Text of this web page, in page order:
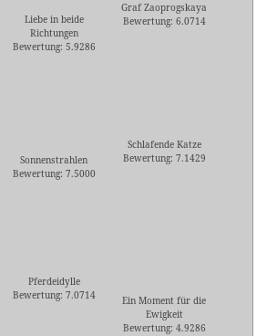
Liebe in beide
Richtungen
Bewertung: 5.9286
Graf Zaoprogskaya
Bewertung: 6.0714
Sonnenstrahlen
Bewertung: 7.5000
Schlafende Katze
Bewertung: 7.1429
Pferdeidylle
Bewertung: 7.0714
Ein Moment für die
Ewigkeit
Bewertung: 4.9286